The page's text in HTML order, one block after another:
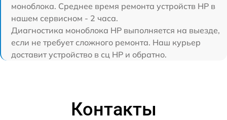
моноблока. Среднее время ремонта устройств HP в
нашем сервисном - 2 часа.
Диагностика моноблока HP выполняется на выезде,
если не требует сложного ремонта. Наш курьер
доставит устройство в сц HP и обратно.
Контакты